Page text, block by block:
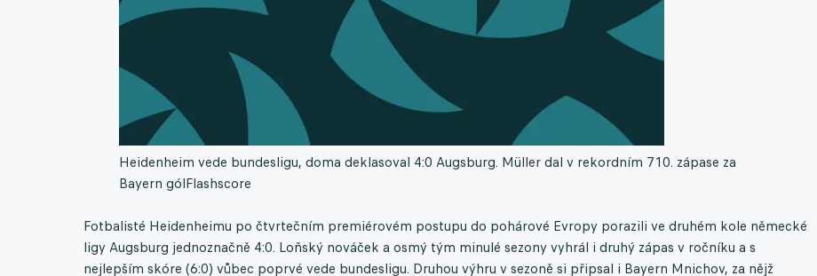
Heidenheim vede bundesligu, doma deklasoval 4:0 Augsburg. Müller dal v rekordním 710. zápase za
Bayern gólFlashscore
Fotbalisté Heidenheimu po čtvrtečním premiérovém postupu do pohárové Evropy porazili ve druhém kole německé
ligy Augsburg jednoznačně 4:0. Loňský nováček a osmý tým minulé sezony vyhrál i druhý zápas v ročníku a s
nejlepším skóre (6:0) vůbec poprvé vede bundesligu. Druhou výhru v sezoně si připsal i Bayern Mnichov, za nějž